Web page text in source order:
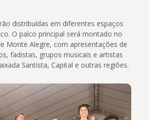
distribuídas em diferentes espaços
O palco principal será montado no
Monte Alegre, com apresentações de
fadistas, grupos musicais e artistas
Santista, Capital e outras regiões.